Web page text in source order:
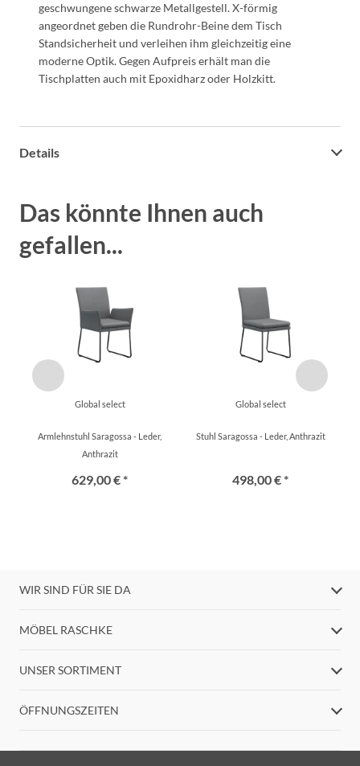
geschwungene schwarze Metallgestell. X-förmig
angeordnet geben die Rundrohr-Beine dem Tisch
Standsicherheit und verleihen ihm gleichzeitig eine
moderne Optik. Gegen Aufpreis erhält man die
Tischplatten auch mit Epoxidharz oder Holzkitt.
Details
Das könnte Ihnen auch
gefallen...
Global select
Armlehnstuhl Saragossa - Leder,
Anthrazit
629,00 € *
Global select
Stuhl Saragossa - Leder, Anthrazit
498,00 € *
WIR SIND FÜR SIE DA
MÖBEL RASCHKE
UNSER SORTIMENT
ÖFFNUNGSZEITEN